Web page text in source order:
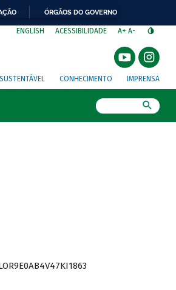
ÓRGÃOS DO GOVERNO
ENGLISH ACESSIBILIDADE A+ A-
CONHECIMENTO IMPRENSA